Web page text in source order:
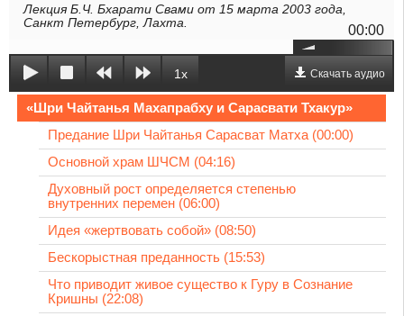
Лекция Б.Ч. Бхарати Свами от 15 марта 2003 года,
Санкт Петербург, Лахта.
00:00
1x Скачать аудио
«Шри Чайтанья Махапрабху и Сарасвати Тхакур»
Предание Шри Чайтанья Сарасват Матха (00:00)
Основной храм ШЧСМ (04:16)
Духовный рост определяется степенью
внутренних перемен (06:00)
Идея «жертвовать собой» (08:50)
Бескорыстная преданность (15:53)
Что приводит живое существо к Гуру в Сознание
Кришны (22:08)